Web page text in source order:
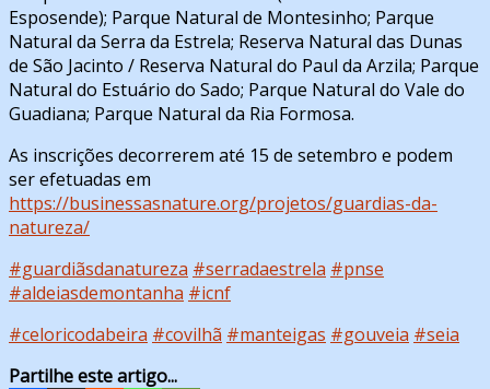
Esposende); Parque Natural de Montesinho; Parque
Natural da Serra da Estrela; Reserva Natural das Dunas
de São Jacinto / Reserva Natural do Paul da Arzila; Parque
Natural do Estuário do Sado; Parque Natural do Vale do
Guadiana; Parque Natural da Ria Formosa.
As inscrições decorrerem até 15 de setembro e podem
ser efetuadas em
https://businessasnature.org/projetos/guardias-da-
natureza/
#guardiãsdanatureza #serradaestrela #pnse
#aldeiasdemontanha #icnf
#celoricodabeira #covilhã #manteigas #gouveia #seia
Partilhe este artigo...